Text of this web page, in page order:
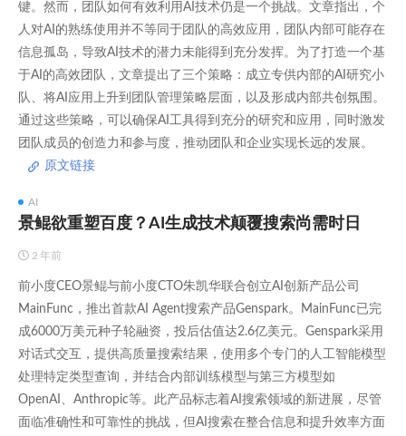
键。然而，团队如何有效利用AI技术仍是一个挑战。文章指出，个
人对AI的熟练使用并不等同于团队的高效应用，团队内部可能存在
信息孤岛，导致AI技术的潜力未能得到充分发挥。为了打造一个基
于AI的高效团队，文章提出了三个策略：成立专供内部的AI研究小
队、将AI应用上升到团队管理策略层面，以及形成内部共创氛围。
通过这些策略，可以确保AI工具得到充分的研究和应用，同时激发
团队成员的创造力和参与度，推动团队和企业实现长远的发展。
原文链接
AI
景鲲欲重塑百度？AI生成技术颠覆搜索尚需时日
2 年前
前小度CEO景鲲与前小度CTO朱凯华联合创立AI创新产品公司
MainFunc，推出首款AI Agent搜索产品Genspark。MainFunc已完
成6000万美元种子轮融资，投后估值达2.6亿美元。Genspark采用
对话式交互，提供高质量搜索结果，使用多个专门的人工智能模型
处理特定类型查询，并结合内部训练模型与第三方模型如
OpenAI、Anthropic等。此产品标志着AI搜索领域的新进展，尽管
面临准确性和可靠性的挑战，但AI搜索在整合信息和提升效率方面